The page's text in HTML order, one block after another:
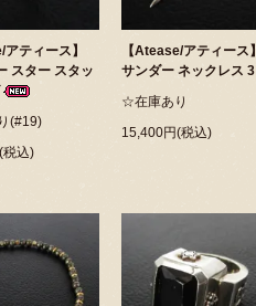
ティース】
スター スタッ
(#19)
税込)
【Atease/アティース】
サンダー ネックレス 3
☆在庫あり
15,400円(税込)